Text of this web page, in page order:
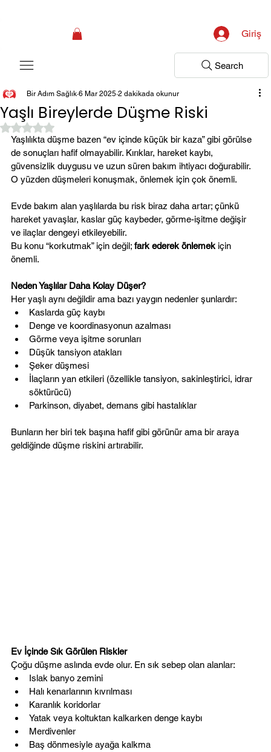
Giriş
Search
Yaşlı Bireylerde Düşme Riski
Bir Adım Sağlık 6 Mar 2025 2 dakikada okunur
5 üzerinden NaN yıldız
Yaşlılıkta düşme bazen “ev içinde küçük bir kaza” gibi görülse
de sonuçları hafif olmayabilir. Kırıklar, hareket kaybı,
güvensizlik duygusu ve uzun süren bakım ihtiyacı doğurabilir.
O yüzden düşmeleri konuşmak, önlemek için çok önemli.
Evde bakım alan yaşlılarda bu risk biraz daha artar; çünkü
hareket yavaşlar, kaslar güç kaybeder, görme-işitme değişir
ve ilaçlar dengeyi etkileyebilir.
Bu konu “korkutmak” için değil; fark ederek önlemek için
önemli.
Neden Yaşlılar Daha Kolay Düşer?
Her yaşlı aynı değildir ama bazı yaygın nedenler şunlardır:
Kaslarda güç kaybı
Denge ve koordinasyonun azalması
Görme veya işitme sorunları
Düşük tansiyon atakları
Şeker düşmesi
İlaçların yan etkileri (özellikle tansiyon, sakinleştirici, idrar
söktürücü)
Parkinson, diyabet, demans gibi hastalıklar
Bunların her biri tek başına hafif gibi görünür ama bir araya
geldiğinde düşme riskini artırabilir.
Ev İçinde Sık Görülen Riskler
Çoğu düşme aslında evde olur. En sık sebep olan alanlar:
Islak banyo zemini
Halı kenarlarının kıvrılması
Karanlık koridorlar
Yatak veya koltuktan kalkarken denge kaybı
Merdivenler
Baş dönmesiyle ayağa kalkma